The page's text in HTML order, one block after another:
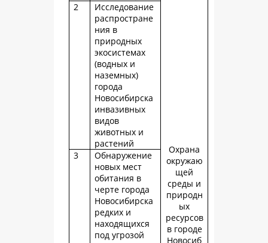
Охрана
окружаю
щей
среды и
природн
ых
ресурсов
в городе
Новосиб
2
Исследование
распростране
ния в
природных
экосистемах
(водных и
наземных)
города
Новосибирска
инвазивных
видов
животных и
растений
3
Обнаружение
новых мест
обитания в
черте города
Новосибирска
редких и
находящихся
под угрозой